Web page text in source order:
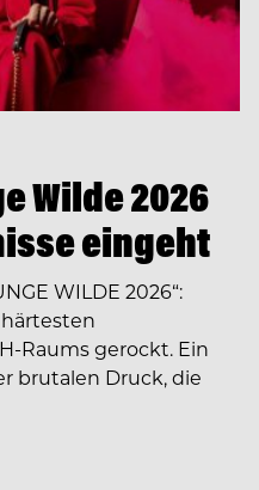
Wilde 2026
eingeht
WILDE 2026“:
Raums gerockt. Ein
brutalen Druck, die